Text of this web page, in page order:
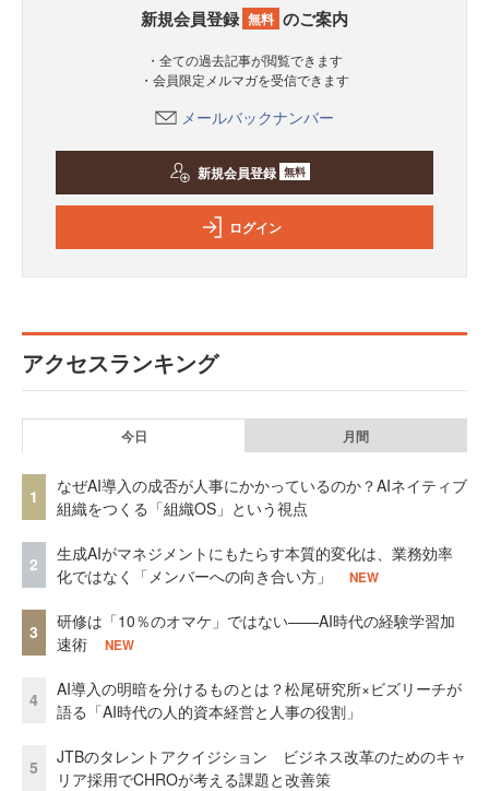
新規会員登録 無料 のご案内
・全ての過去記事が閲覧できます
・会員限定メルマガを受信できます
メールバックナンバー
新規会員登録 無料
ログイン
アクセスランキング
今日 月間
1
なぜAI導入の成否が人事にかかっているのか？AIネイティブ
組織をつくる「組織OS」という視点
2
生成AIがマネジメントにもたらす本質的変化は、業務効率
化ではなく「メンバーへの向き合い方」
NEW
3
研修は「10％のオマケ」ではない——AI時代の経験学習加
速術
NEW
4
AI導入の明暗を分けるものとは？松尾研究所×ビズリーチが
語る「AI時代の人的資本経営と人事の役割」
5
JTBのタレントアクイジション ビジネス改革のためのキャ
リア採用でCHROが考える課題と改善策